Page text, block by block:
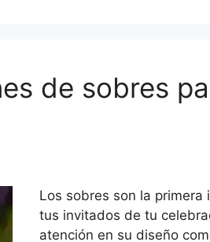
de sobres
Los sobres son la primera
tus invitados de tu
atención en su diseño